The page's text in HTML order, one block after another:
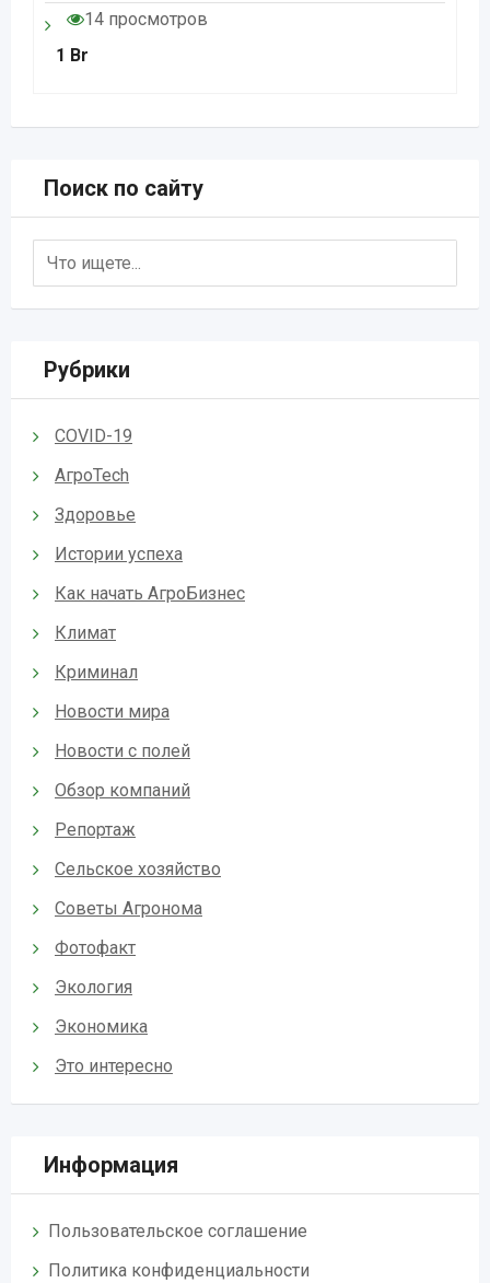
14 просмотров
1 Br
Поиск по сайту
Рубрики
COVID-19
АгроTech
Здоровье
Истории успеха
Как начать АгроБизнес
Климат
Криминал
Новости мира
Новости с полей
Обзор компаний
Репортаж
Сельское хозяйство
Советы Агронома
Фотофакт
Экология
Экономика
Это интересно
Информация
Пользовательское соглашение
Политика конфиденциальности